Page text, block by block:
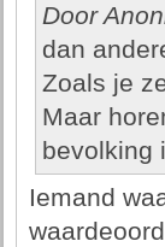
Door
dan
Zoals je
Maar
bevolking
Iemand